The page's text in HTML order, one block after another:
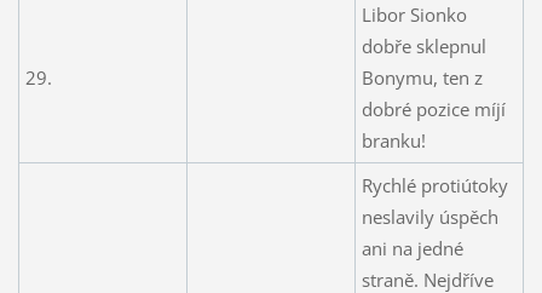
29.
Libor Sionko
dobře sklepnul
Bonymu, ten z
dobré pozice míjí
branku!
Rychlé protiútoky
neslavily úspěch
ani na jedné
straně. Nejdříve